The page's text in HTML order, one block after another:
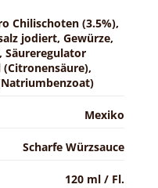
Chilischoten (3.5%),
jodiert, Gewürze,
Säureregulator
(Citronensäure),
Mexiko
Scharfe Würzsauce
120 ml / Fl.